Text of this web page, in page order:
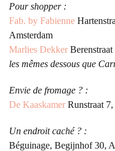
Pour shopper :
Fab. by Fabienne
Amsterdam
Marlies Dekker
les mêmes dessous que
Envie de fromage ? :
De Kaaskamer Runstraat
Un endroit caché ? :
Béguinage, Begijnhof 30,